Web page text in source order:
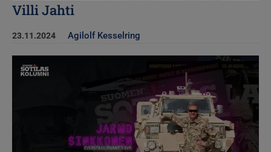
Villi Jahti
23.11.2024 Agilolf Kesselring
Kuva